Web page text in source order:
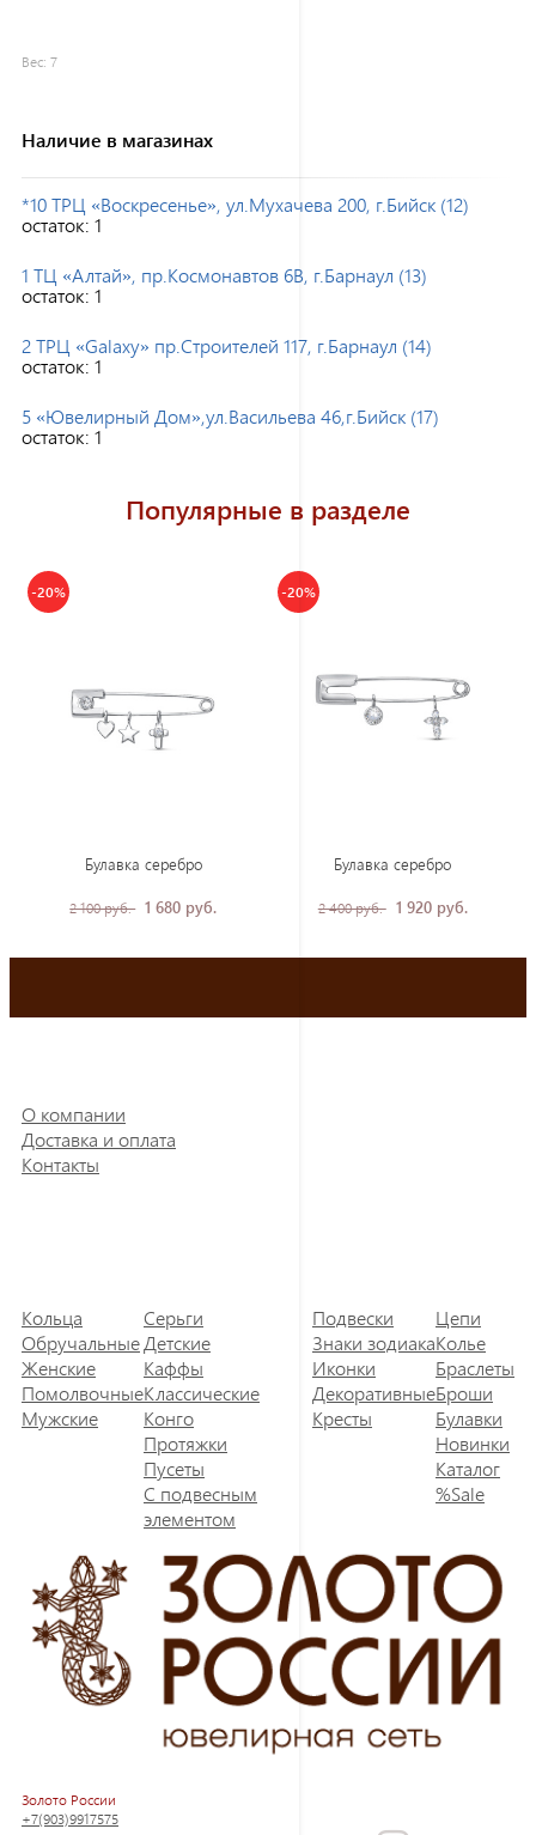
Вес: 7
Наличие в магазинах
*10 ТРЦ «Воскресенье», ул.Мухачева 200, г.Бийск (12)
остаток: 1
1 ТЦ «Алтай», пр.Космонавтов 6В, г.Барнаул (13)
остаток: 1
2 ТРЦ «Galaxy» пр.Строителей 117, г.Барнаул (14)
остаток: 1
5 «Ювелирный Дом»,ул.Васильева 46,г.Бийск (17)
остаток: 1
Популярные в разделе
-20%
Булавка серебро
2 100 руб. 1 680 руб.
-20%
Булавка серебро
2 400 руб. 1 920 руб.
О компании
Доставка и оплата
Контакты
Кольца
Обручальные
Женские
Помолвочные
Мужские
Серьги
Детские
Каффы
Классические
Конго
Протяжки
Пусеты
С подвесным
элементом
Подвески
Знаки зодиака
Иконки
Декоративные
Кресты
Цепи
Колье
Браслеты
Броши
Булавки
Новинки
Каталог
%Sale
Золото России
+7(903)9917575